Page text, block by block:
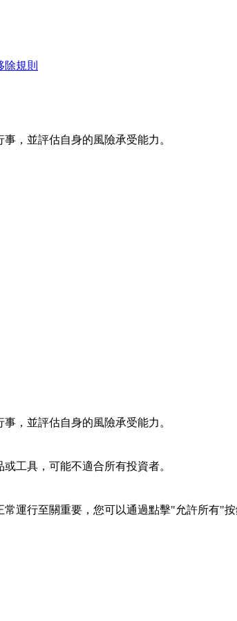
除規則
，並評估自身的風險承受能力。
，並評估自身的風險承受能力。
工具，可能不適合所有投資者。
常運行至關重要，您可以通過點擊"允許所有"